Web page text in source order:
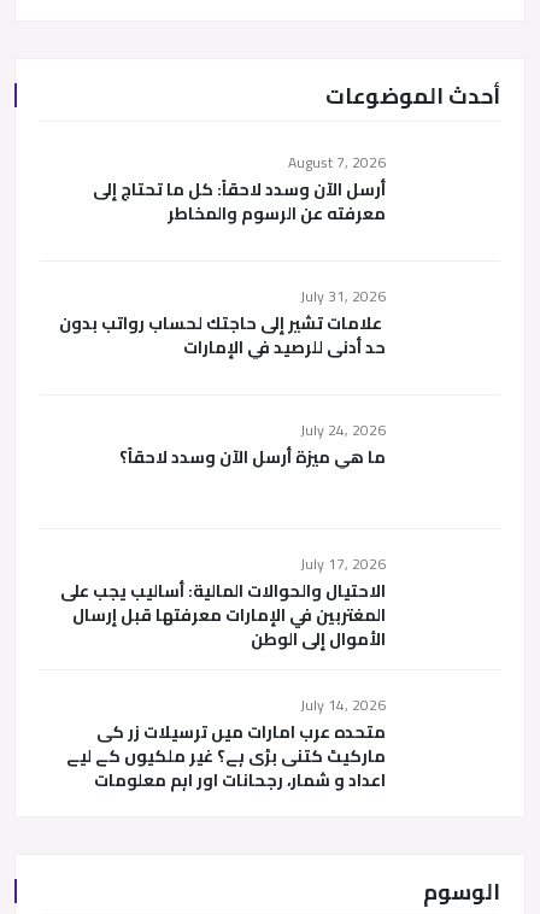
أحدث الموضوعات
August 7, 2026
أرسل الآن وسدد لاحقاً: كل ما تحتاج إلى
معرفته عن الرسوم والمخاطر
July 31, 2026
علامات تشير إلى حاجتك لحساب رواتب بدون
حد أدنى للرصيد في الإمارات
July 24, 2026
ما هي ميزة أرسل الآن وسدد لاحقاً؟
July 17, 2026
الاحتيال والحوالات المالية: أساليب يجب على
المغتربين في الإمارات معرفتها قبل إرسال
الأموال إلى الوطن
July 14, 2026
متحدہ عرب امارات میں ترسیلات زر کی
مارکیٹ کتنی بڑی ہے؟ غیر ملکیوں کے لیے
اعداد و شمار، رجحانات اور اہم معلومات
الوسوم